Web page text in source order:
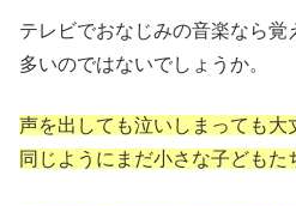
テレビでおなじみの音楽なら覚
多いのではないでしょうか。
声を出しても泣いしまっても大
同じようにまだ小さな子どもた